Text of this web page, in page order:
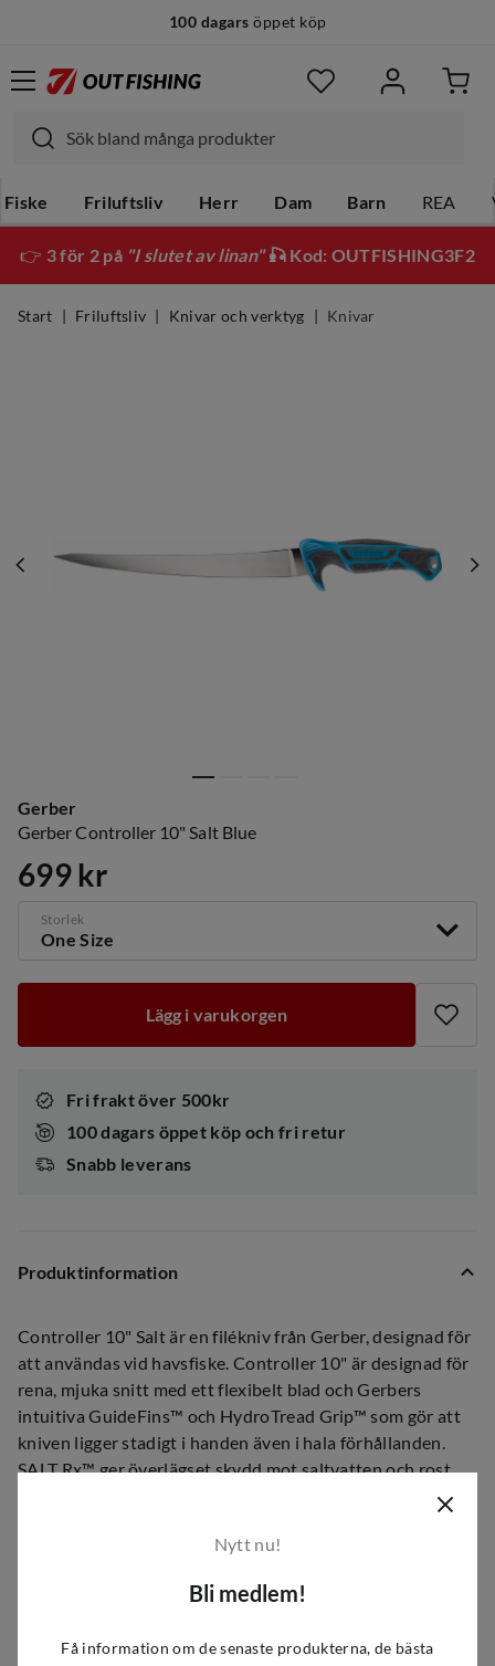
100 dagars öppet köp
Fiske Friluftsliv Herr Dam Barn REA
👉 3 för 2 på "I slutet av linan"🎣 Kod: OUTFISHING3F2
Start Friluftsliv Knivar och verktyg Knivar
Gerber
Gerber Controller 10" Salt Blue
price
699 kr
Storlek
One Size
Lägg i varukorgen
Fri frakt över 500kr
100 dagars öppet köp och fri retur
Snabb leverans
Produktinformation
Controller 10" Salt är en filékniv från Gerber, designad för
att användas vid havsfiske. Controller 10" är designad för
rena, mjuka snitt med ett flexibelt blad och Gerbers
intuitiva GuideFins™ och HydroTread Grip™ som gör att
kniven ligger stadigt i handen även i hala förhållanden.
SALT Rx™ ger överlägset skydd mot saltvatten och rost.
Hölster med inbyggd slipyta och ventilationshål samt
Nytt nu!
Bli medlem!
Få information om de senaste produkterna, de bästa